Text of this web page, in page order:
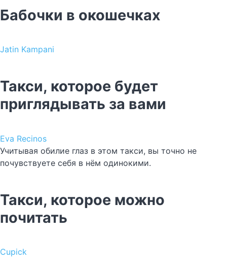
Бабочки в окошечках
Jatin Kampani
Такси, которое будет
приглядывать за вами
Eva Recinos
Учитывая обилие глаз в этом такси, вы точно не
почувствуете себя в нём одинокими.
Такси, которое можно
почитать
Cupick